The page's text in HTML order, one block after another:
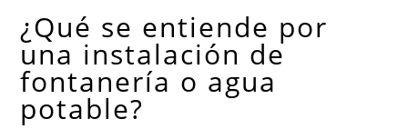
¿Qué se entiende por
una instalación de
fontanería o agua
potable?